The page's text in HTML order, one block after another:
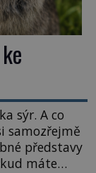
sýr. A co
samozřejmě
představy
máte